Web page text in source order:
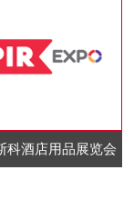
科酒店用品展览会